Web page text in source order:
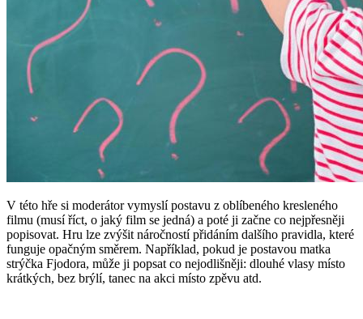
V této hře si moderátor vymyslí postavu z oblíbeného kresleného
filmu (musí říct, o jaký film se jedná) a poté ji začne co nejpřesněji
popisovat. Hru lze zvýšit náročností přidáním dalšího pravidla, které
funguje opačným směrem. Například, pokud je postavou matka
strýčka Fjodora, může ji popsat co nejodlišněji: dlouhé vlasy místo
krátkých, bez brýlí, tanec na akci místo zpěvu atd.